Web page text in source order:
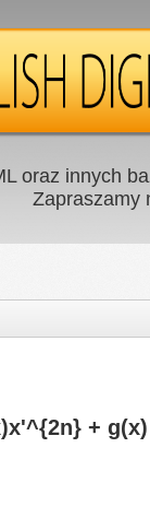
oraz innych
Zapraszamy
+